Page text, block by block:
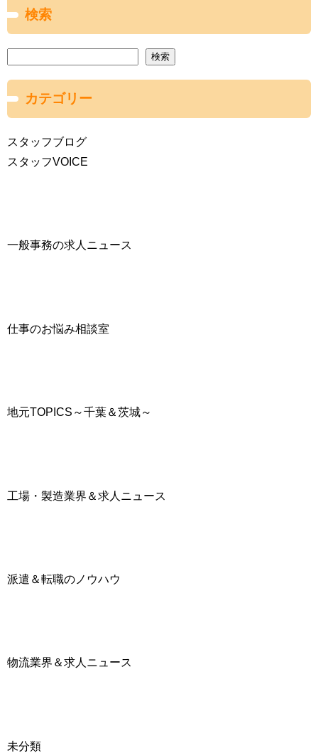
検索
検索
カテゴリー
スタッフブログ
スタッフVOICE
一般事務の求人ニュース
仕事のお悩み相談室
地元TOPICS～千葉＆茨城～
工場・製造業界＆求人ニュース
派遣＆転職のノウハウ
物流業界＆求人ニュース
未分類